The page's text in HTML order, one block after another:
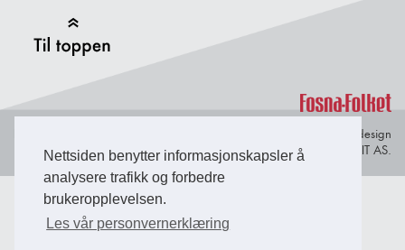
Nettsiden benytter informasjonskapsler å
analysere trafikk og forbedre
brukeropplevelsen.
Les vår personvernerklæring
informasjonskapsler
Webdesign
av Lindbak IT AS.